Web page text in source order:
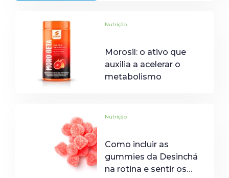
Nutrição
Morosil: o ativo que
auxilia a acelerar o
metabolismo
Nutrição
Como incluir as
gummies da Desinchá
na rotina e sentir os